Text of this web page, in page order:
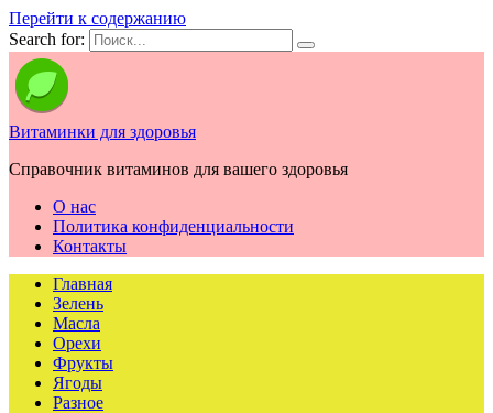
Перейти к содержанию
Search for:
Витаминки для здоровья
Справочник витаминов для вашего здоровья
О нас
Политика конфиденциальности
Контакты
Главная
Зелень
Масла
Орехи
Фрукты
Ягоды
Разное